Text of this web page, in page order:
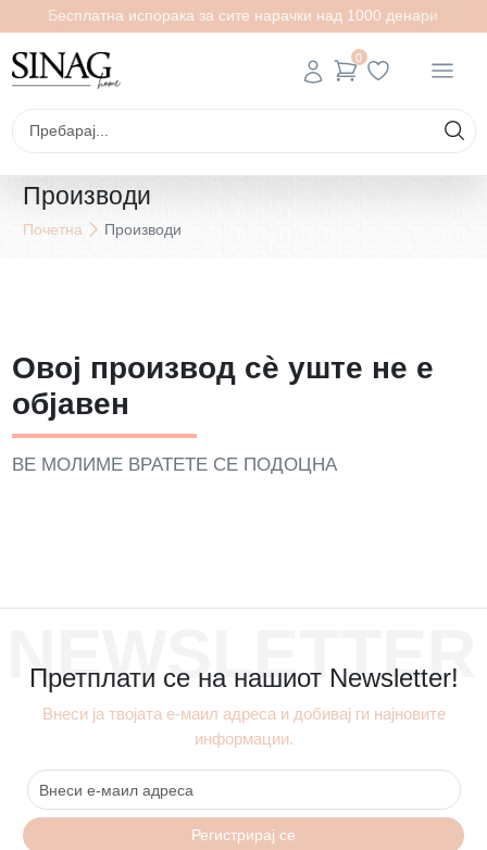
Бесплатна испорака за сите нарачки над 1000 денари
0
Производи
Почетна Производи
Овој производ сè уште не е
објавен
ВЕ МОЛИМЕ ВРАТЕТЕ СЕ ПОДОЦНА
NEWSLETTER
Претплати се на нашиот Newsletter!
Внеси ја твојата е-маил адреса и добивај ги најновите
информации.
Регистрирај се